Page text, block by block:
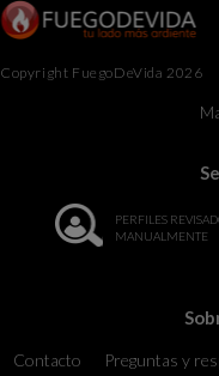
Copyright FuegoDeVida 2026
PERFILES
MANUALMENTE
Contacto Preguntas y